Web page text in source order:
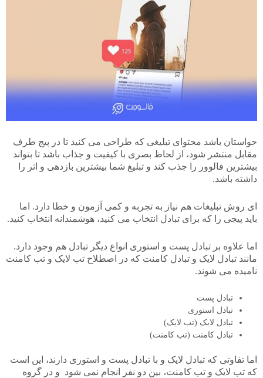
حواستان باشد محتوای تبلیغی که طراحی می کنید تا در پیج طرف
مقابل منتشر شود، از لحاظ بصری با کیفیت و جذاب باشد تا بتواند
بیشترین فالوور را جذب کند و تبلیغ شما بیشترین بازدهی و اثر را
داشته باشد.
ای روش تبلیغات هم نیاز به تجربه و کمی آزمون و خطا دارد. اما
باید پیجی را که برای تبادل انتخاب می کنید، هوشمندانه انتخاب کنید.
اما علاوه بر تبادل پست و استوری انواع دیگر تبادل هم وجود دارد.
مانند تبادل لایک و تبادل کامنت که در اصطلاح تب لایک و تب کامنت
نامیده می شوند.
تبادل پست
تبادل استوری
تبادل لایک (تب لایک)
تبادل کامنت (تب کامنت)
اما تفاوتی که تبادل لایک و با تبادل پست و استوری دارند، این است
که تب لایک و تب کامنت، بین دو نفر انجام نمی شود و در گروه